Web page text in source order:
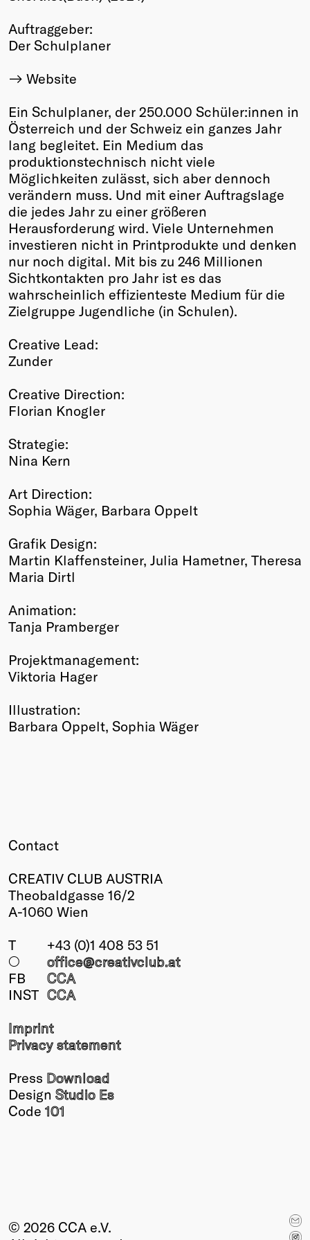
Winners
2026
Past
Auftraggeber:
Der Schulplaner
Website
Ein Schulplaner, der 250.000 Schüler:innen in
Österreich und der Schweiz ein ganzes Jahr
lang begleitet. Ein Medium das
produktionstechnisch nicht viele
Möglichkeiten zulässt, sich aber dennoch
verändern muss. Und mit einer Auftragslage
die jedes Jahr zu einer größeren
Herausforderung wird. Viele Unternehmen
investieren nicht in Printprodukte und denken
nur noch digital. Mit bis zu 246 Millionen
Sichtkontakten pro Jahr ist es das
wahrscheinlich effizienteste Medium für die
Zielgruppe Jugendliche (in Schulen).
Creative Lead:
Zunder
Creative Direction:
Florian Knogler
Strategie:
Nina Kern
Art Direction:
Sophia Wäger, Barbara Oppelt
Grafik Design:
Martin Klaffensteiner, Julia Hametner, Theresa
Maria Dirtl
Animation:
Tanja Pramberger
Projektmanagement:
Viktoria Hager
Illustration:
Barbara Oppelt, Sophia Wäger
Contact
CREATIV CLUB AUSTRIA
Theobaldgasse 16/2
A-1060 Wien
T
+43 (0)1 408 53 51
○
office@creativclub.at
FB
CCA
INST CCA
Imprint
Privacy statement
Press Download
Design Studio Es
Code 101
© 2026 CCA e.V.